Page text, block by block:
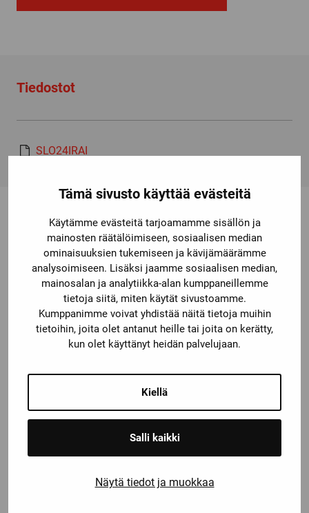
Tämä sivusto käyttää evästeitä
Käytämme evästeitä tarjoamamme sisällön ja
mainosten räätälöimiseen, sosiaalisen median
ominaisuuksien tukemiseen ja kävijämäärämme
analysoimiseen. Lisäksi jaamme sosiaalisen median,
mainosalan ja analytiikka-alan kumppaneillemme
tietoja siitä, miten käytät sivustoamme.
Kumppanimme voivat yhdistää näitä tietoja muihin
tietoihin, joita olet antanut heille tai joita on kerätty,
kun olet käyttänyt heidän palvelujaan.
Kiellä
Salli kaikki
Näytä tiedot ja muokkaa
Tiedostot
SLO24IRAI
Saatat olla kiinnostunut myös
näistä
SRO24M